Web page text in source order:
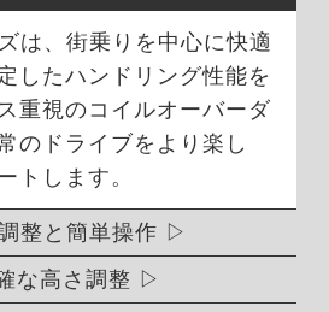
は、街乗りを中心に快適
したハンドリング性能を
重視のコイルオーバーダ
のドライブをより楽し
トします。
整と簡単操作
な高さ調整